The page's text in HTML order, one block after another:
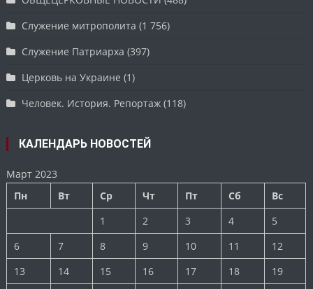
Служение митрополита (1 756)
Служение Патриарха (397)
Церковь на Украине (1)
Человек. История. Репортаж (118)
КАЛЕНДАРЬ НОВОСТЕЙ
Март 2023
Пн
Вт Ср Чт Пт Сб
Вс
1
2 3 4
5
6
7 8 9 10 11
12
13
14 15 16 17 18
19